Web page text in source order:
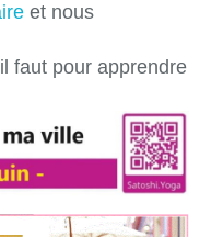
et nous
faut pour apprendre